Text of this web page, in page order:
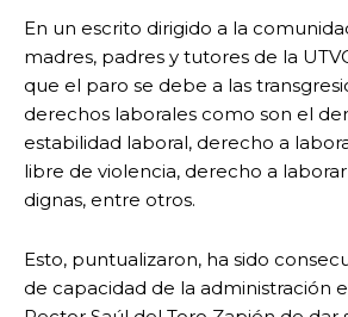
En un escrito dirigido a la
madres, padres y tutores de la
que el paro se debe a las
derechos laborales como son el
estabilidad laboral, derecho a
libre de violencia, derecho a
dignas, entre otros.
Esto, puntualizaron, ha sido
de capacidad de la administración